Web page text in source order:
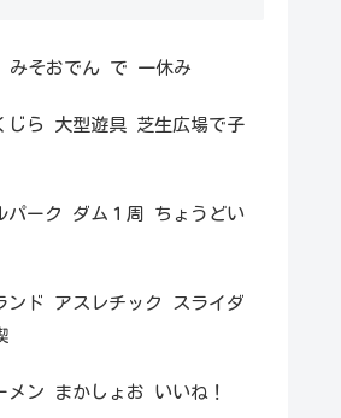
みそおでん で 一休み
じら 大型遊具 芝生広場で子
パーク ダム１周 ちょうどい
ンド アスレチック スライダ
メン まかしょお いいね！